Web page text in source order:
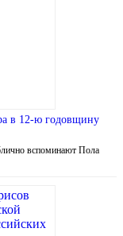
в 12-ю годовщину
вспоминают Пола